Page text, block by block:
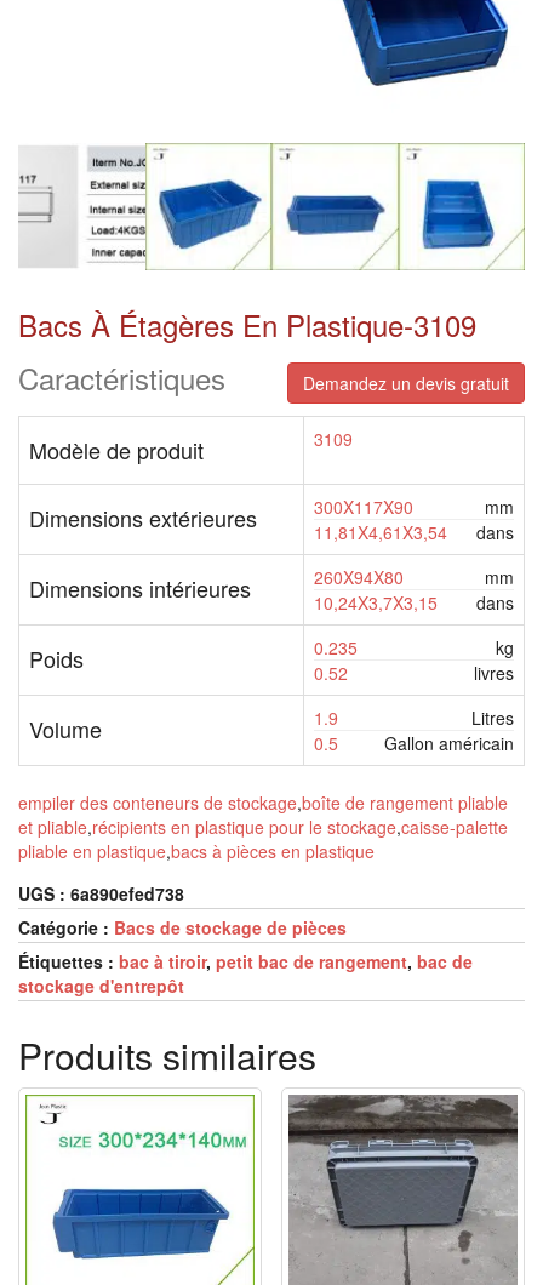
Bacs À Étagères En Plastique-3109
Caractéristiques
Demandez un devis gratuit
Modèle de produit 3109
Dimensions extérieures 300X117X90
mm
11,81X4,61X3,54
dans
Dimensions intérieures 260X94X80
mm
10,24X3,7X3,15
dans
Poids 0.235
kg
0.52
livres
Volume 1.9
Litres
0.5
Gallon américain
empiler des conteneurs de stockage,boîte de rangement pliable
et pliable,récipients en plastique pour le stockage,caisse-palette
pliable en plastique,bacs à pièces en plastique
UGS : 6a890efed738
Catégorie : Bacs de stockage de pièces
Étiquettes : bac à tiroir, petit bac de rangement, bac de
stockage d'entrepôt
Produits similaires